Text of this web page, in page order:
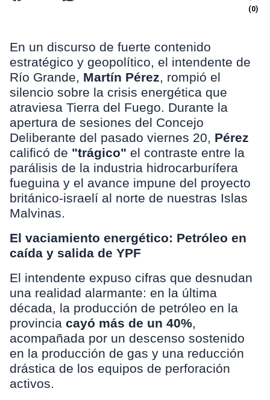
En un discurso de fuerte contenido
estratégico y geopolítico, el intendente de
Río Grande, Martín Pérez, rompió el
silencio sobre la crisis energética que
atraviesa Tierra del Fuego. Durante la
apertura de sesiones del Concejo
Deliberante del pasado viernes 20, Pérez
calificó de "trágico" el contraste entre la
parálisis de la industria hidrocarburífera
fueguina y el avance impune del proyecto
británico-israelí al norte de nuestras Islas
Malvinas.
El vaciamiento energético: Petróleo en
caída y salida de YPF
El intendente expuso cifras que desnudan
una realidad alarmante: en la última
década, la producción de petróleo en la
provincia cayó más de un 40%,
acompañada por un descenso sostenido
en la producción de gas y una reducción
drástica de los equipos de perforación
activos.